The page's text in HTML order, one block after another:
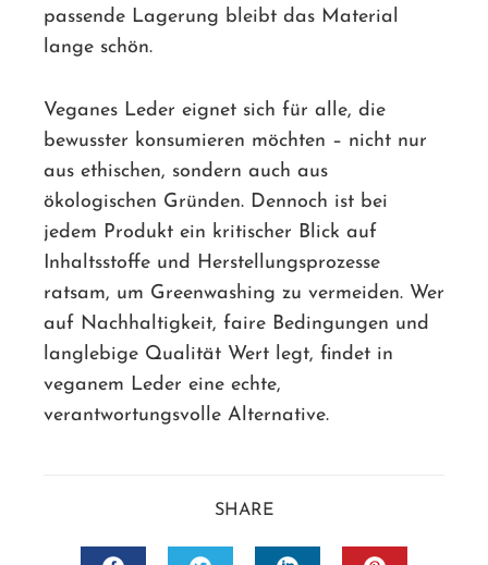
passende Lagerung bleibt das Material
lange schön.
Veganes Leder eignet sich für alle, die
bewusster konsumieren möchten – nicht nur
aus ethischen, sondern auch aus
ökologischen Gründen. Dennoch ist bei
jedem Produkt ein kritischer Blick auf
Inhaltsstoffe und Herstellungsprozesse
ratsam, um Greenwashing zu vermeiden. Wer
auf Nachhaltigkeit, faire Bedingungen und
langlebige Qualität Wert legt, findet in
veganem Leder eine echte,
verantwortungsvolle Alternative.
SHARE